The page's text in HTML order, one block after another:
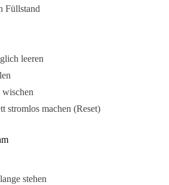
Füllstand
leeren
wischen
stromlos machen (Reset)
stehen